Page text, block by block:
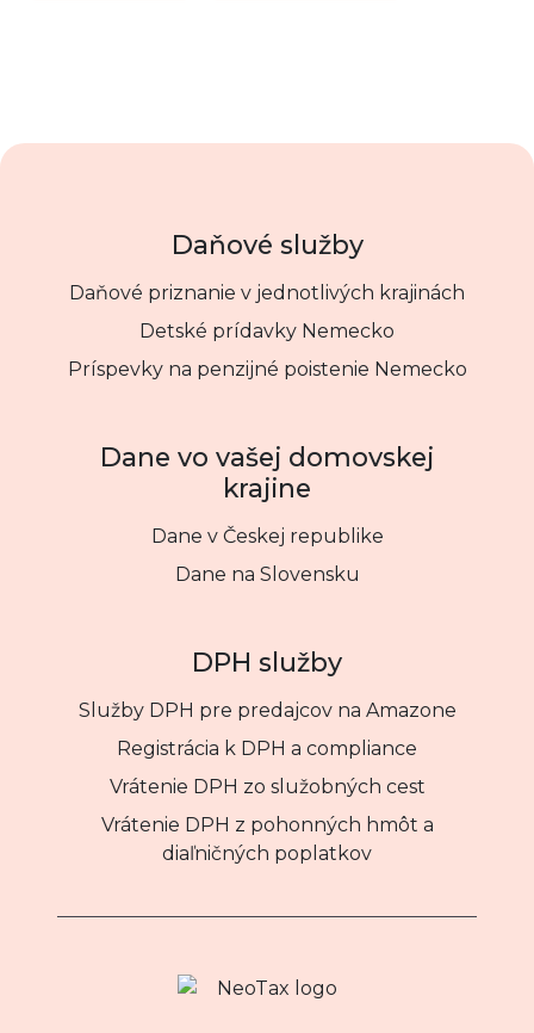
Daňové služby
Daňové priznanie v jednotlivých krajinách
Detské prídavky Nemecko
Príspevky na penzijné poistenie Nemecko
Dane vo vašej domovskej
krajine
Dane v Českej republike
Dane na Slovensku
DPH služby
Služby DPH pre predajcov na Amazone
Registrácia k DPH a compliance
Vrátenie DPH zo služobných cest
Vrátenie DPH z pohonných hmôt a
diaľničných poplatkov